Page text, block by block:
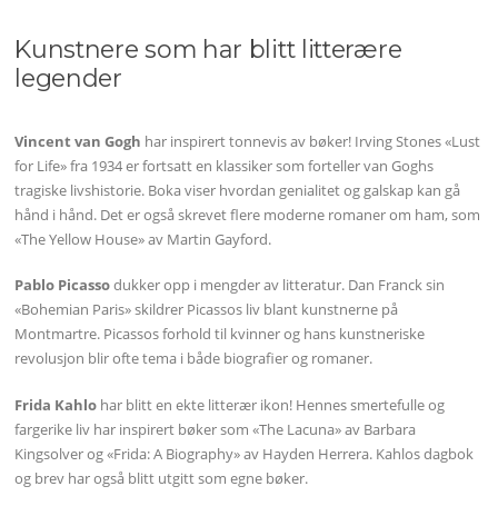
Kunstnere som har blitt litterære
legender
Vincent van Gogh har inspirert tonnevis av bøker! Irving Stones «Lust
for Life» fra 1934 er fortsatt en klassiker som forteller van Goghs
tragiske livshistorie. Boka viser hvordan genialitet og galskap kan gå
hånd i hånd. Det er også skrevet flere moderne romaner om ham, som
«The Yellow House» av Martin Gayford.
Pablo Picassodukker opp i mengder av litteratur. Dan Franck sin
«Bohemian Paris» skildrer Picassos liv blant kunstnerne på
Montmartre. Picassos forhold til kvinner og hans kunstneriske
revolusjon blir ofte tema i både biografier og romaner.
Frida Kahlo har blitt en ekte litterær ikon! Hennes smertefulle og
fargerike liv har inspirert bøker som «The Lacuna» av Barbara
Kingsolver og «Frida: A Biography» av Hayden Herrera. Kahlos dagbok
og brev har også blitt utgitt som egne bøker.